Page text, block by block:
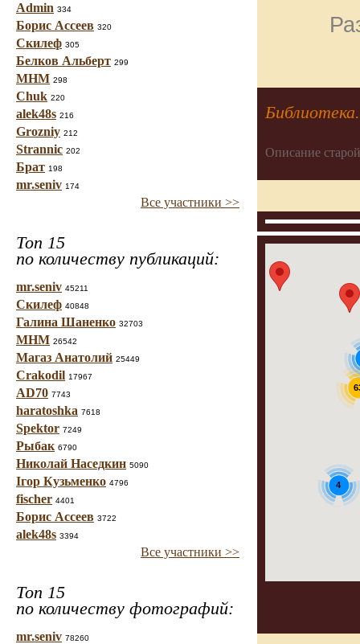
Admin 334
Борис Ассеев 320
Скилеф 305
Белков Альберт 299
МНМ 298
Chuk 220
alek48s 216
Grozniy 212
Strannic 202
Брат 198
mr.seniv 174
Все участники >>
Топ 15
по количеству публикаций:
mr.seniv 45211
Скилеф 40848
Галина Шаненко 32703
МНМ 26542
Магаз Анатолий 25449
Crakodil 17967
AD70 7743
haratoshka 7618
Spektor 7249
Рыбак 6790
Николай Наседкин 5090
Ігор Кузьменко 4796
fischer 4401
Борис Ассеев 3722
alek48s 3394
Все участники >>
Топ 15
по количеству фотографий:
mr.seniv 78260
Библиотека.
Описание
4